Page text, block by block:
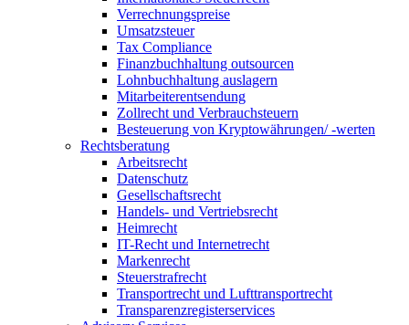
Verrechnungspreise
Umsatzsteuer
Tax Compliance
Finanzbuchhaltung outsourcen
Lohnbuchhaltung auslagern
Mitarbeiterentsendung
Zollrecht und Verbrauchsteuern
Besteuerung von Kryptowährungen/ -werten
Rechtsberatung
Arbeitsrecht
Datenschutz
Gesellschaftsrecht
Handels- und Vertriebsrecht
Heimrecht
IT-Recht und Internetrecht
Markenrecht
Steuerstrafrecht
Transportrecht und Lufttransportrecht
Transparenzregisterservices